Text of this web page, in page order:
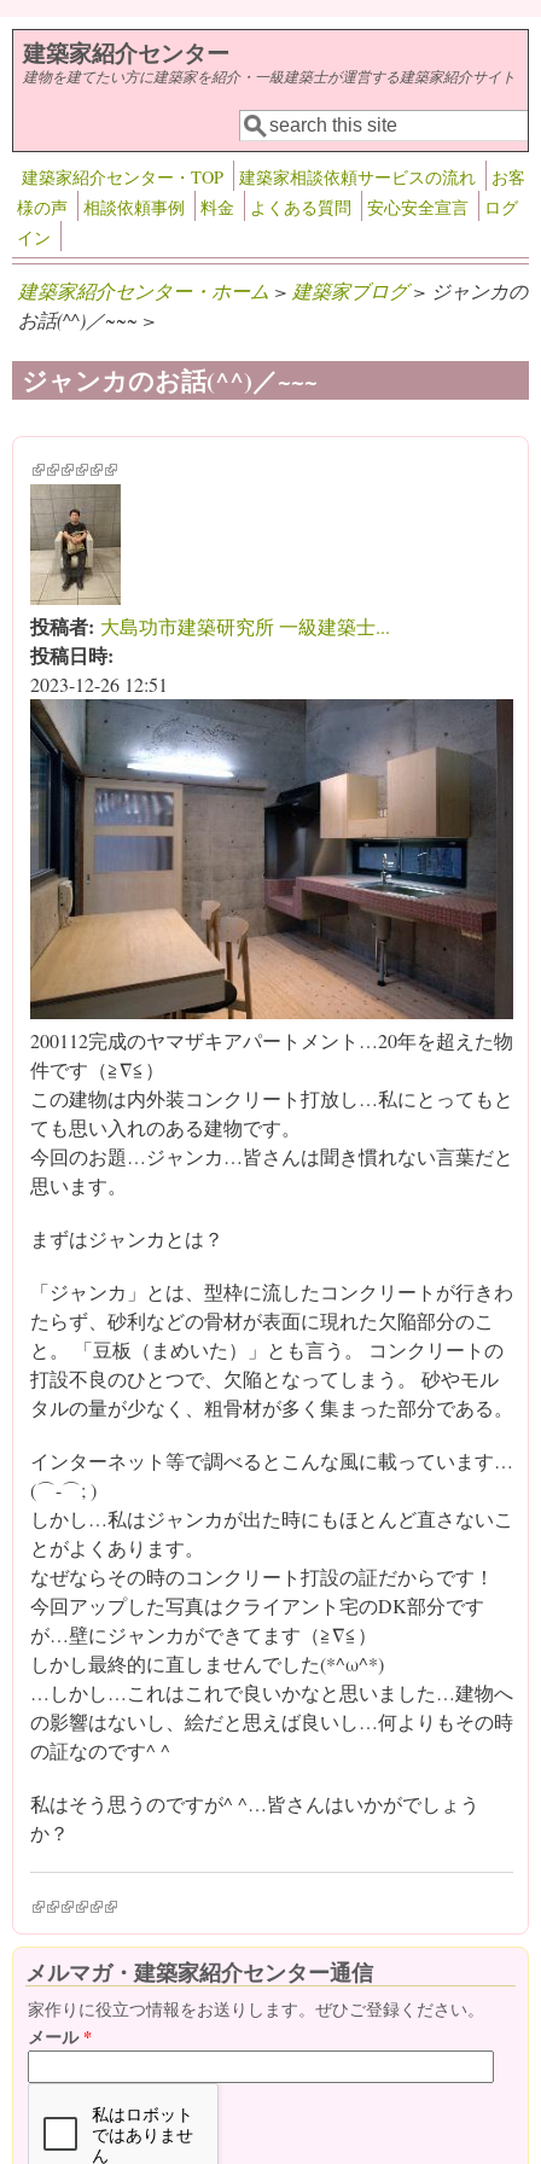
メインコンテンツに移動
建築家紹介センター
建物を建てたい方に建築家を紹介・一級建築士が運営する建築家紹介サイト
検索フォーム
検索
建築家紹介センター・TOP 建築家相談依頼サービスの流れ
お客
様の声
相談依頼事例 料金 よくある質問 安心安全宣言
ログ
イン
建築家紹介センター・ホーム > 建築家ブログ> ジャンカの
お話(^^)／~~~ >
ジャンカのお話(^^)／~~~
(link is external)
(link is external)
(link is external)
(link is external)
(link is external)
(link is external)
投稿者: 大島功市建築研究所 一級建築士...
投稿日時:
2023-12-26 12:51
200112完成のヤマザキアパートメント…20年を超えた物
件です（≧∇≦）
この建物は内外装コンクリート打放し…私にとってもと
ても思い入れのある建物です。
今回のお題…ジャンカ…皆さんは聞き慣れない言葉だと
思います。
まずはジャンカとは？
「ジャンカ」とは、型枠に流したコンクリートが行きわ
たらず、砂利などの骨材が表面に現れた欠陥部分のこ
と。 「豆板（まめいた）」とも言う。 コンクリートの
打設不良のひとつで、欠陥となってしまう。 砂やモル
タルの量が少なく、粗骨材が多く集まった部分である。
インターネット等で調べるとこんな風に載っています…
(⌒-⌒; )
しかし…私はジャンカが出た時にもほとんど直さないこ
とがよくあります。
なぜならその時のコンクリート打設の証だからです！
今回アップした写真はクライアント宅のDK部分です
が…壁にジャンカができてます（≧∇≦）
しかし最終的に直しませんでした(*^ω^*)
…しかし…これはこれで良いかなと思いました…建物へ
の影響はないし、絵だと思えば良いし…何よりもその時
の証なのです^ ^
私はそう思うのですが^ ^…皆さんはいかがでしょう
か？
(link is external)
(link is external)
(link is external)
(link is external)
(link is external)
(link is external)
メルマガ・建築家紹介センター通信
家作りに役立つ情報をお送りします。ぜひご登録ください。
メール*